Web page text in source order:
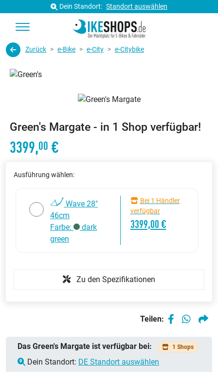
Dein Standort: Standort auswählen
Zurück e-Bike e-City e-Citybike
Green's Margate - in 1 Shop verfügbar!
3399,00 €
Ausführung wählen:
Wave 28"
46cm
Farbe:
dark
green
Bei 1 Händler
verfügbar
3399,00 €
Zu den Spezifikationen
Teilen:
Das Green's Margate ist verfügbar bei: 1 Shops
Dein Standort: DE Standort auswählen